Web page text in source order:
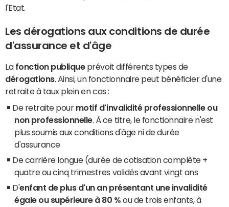
l'Etat.
Les dérogations aux conditions de durée
d'assurance et d'âge
La fonction publiqueprévoit différents types de
dérogations. Ainsi, un fonctionnaire peut bénéficier d'une
retraite à taux plein en cas :
De retraite pour motif d'invalidité professionnelle ou
non professionnelle. À ce titre, le fonctionnaire n'est
plus soumis aux conditions d'âge ni de durée
d'assurance
De carrière longue (durée de cotisation complète +
quatre ou cinq trimestres validés avant vingt ans
D'enfant de plus d'un an présentant une invalidité
égale ou supérieure à 80 % ou de trois enfants, à